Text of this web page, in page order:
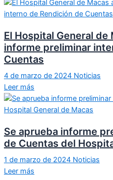
El Hospital General de
informe preliminar
Cuentas
4 de marzo de 2024 Noticias
Leer más
Se aprueba informe
de Cuentas del
1 de marzo de 2024 Noticias
Leer más